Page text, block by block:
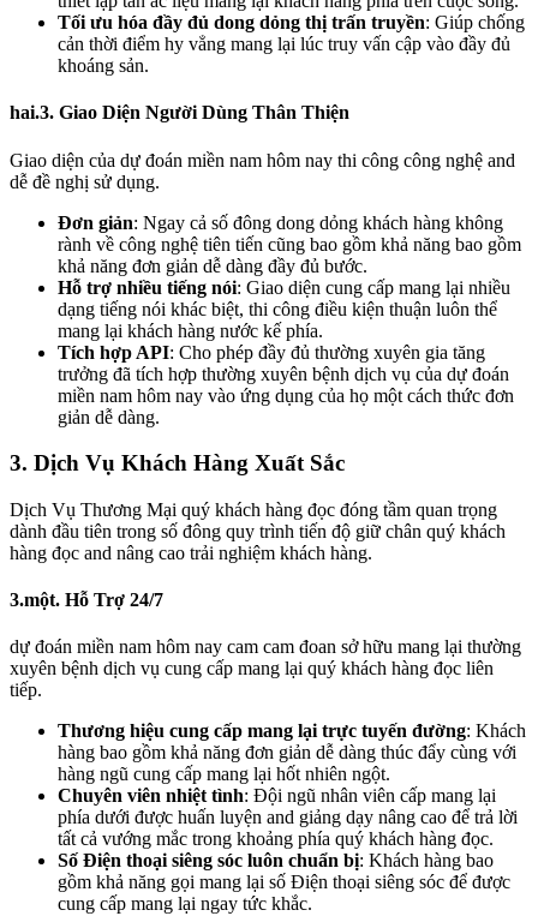
Tối ưu hóa đầy đủ dong dỏng thị trấn truyền: Giúp chống
cản thời điểm hy vẳng mang lại lúc truy vấn cập vào đầy đủ
khoáng sản.
hai.3. Giao Diện Người Dùng Thân Thiện
Giao diện của dự đoán miền nam hôm nay thi công công nghệ and
dễ đề nghị sử dụng.
Đơn giản: Ngay cả số đông dong dỏng khách hàng không
rành về công nghệ tiên tiến cũng bao gồm khả năng bao gồm
khả năng đơn giản dễ dàng đầy đủ bước.
Hỗ trợ nhiều tiếng nói: Giao diện cung cấp mang lại nhiều
dạng tiếng nói khác biệt, thi công điều kiện thuận luôn thể
mang lại khách hàng nước kế phía.
Tích hợp API: Cho phép đầy đủ thường xuyên gia tăng
trưởng đã tích hợp thường xuyên bệnh dịch vụ của dự đoán
miền nam hôm nay vào ứng dụng của họ một cách thức đơn
giản dễ dàng.
3. Dịch Vụ Khách Hàng Xuất Sắc
Dịch Vụ Thương Mại quý khách hàng đọc đóng tầm quan trọng
dành đầu tiên trong số đông quy trình tiến độ giữ chân quý khách
hàng đọc and nâng cao trải nghiệm khách hàng.
3.một. Hỗ Trợ 24/7
dự đoán miền nam hôm nay cam cam đoan sở hữu mang lại thường
xuyên bệnh dịch vụ cung cấp mang lại quý khách hàng đọc liên
tiếp.
Thương hiệu cung cấp mang lại trực tuyến đường: Khách
hàng bao gồm khả năng đơn giản dễ dàng thúc đẩy cùng với
hàng ngũ cung cấp mang lại hốt nhiên ngột.
Chuyên viên nhiệt tình: Đội ngũ nhân viên cấp mang lại
phía dưới được huấn luyện and giảng dạy nâng cao để trả lời
tất cả vướng mắc trong khoảng phía quý khách hàng đọc.
Số Điện thoại siêng sóc luôn chuẩn bị: Khách hàng bao
gồm khả năng gọi mang lại số Điện thoại siêng sóc để được
cung cấp mang lại ngay tức khắc.